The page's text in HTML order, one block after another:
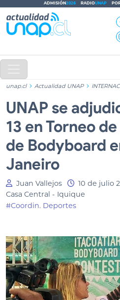
ADMISIÓN2026 RADIOUNAP
unap.cl Actualidad UNAP
UNAP se
13 en Torneo
de Bodyboard
Janeiro
Juan Vallejos
10 de julio
Casa Central - Iquique
#Coordin. Deportes